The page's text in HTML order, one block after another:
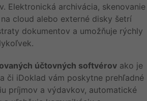
Elektronická archivácia, skenovanie
cloud alebo externé disky šetrí
dokumentov a umožňuje rýchly
účtovných softvérov ako je
či iDoklad vám poskytne prehľadné
príjmov a výdavkov, automatické